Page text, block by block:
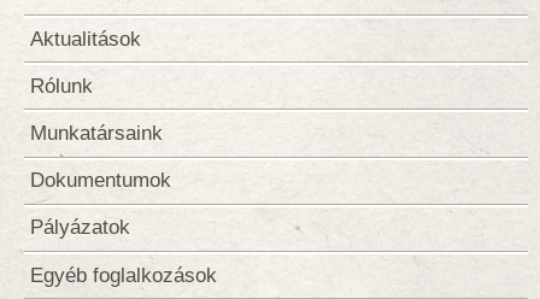
Aktualitások
Rólunk
Munkatársaink
Dokumentumok
Pályázatok
Egyéb foglalkozások